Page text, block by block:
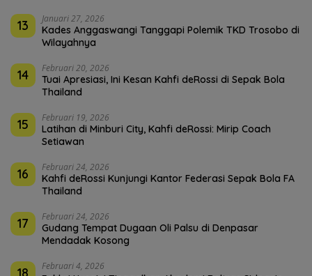
13 Januari 27, 2026
Kades Anggaswangi Tanggapi Polemik TKD Trosobo di
Wilayahnya
14 Februari 20, 2026
Tuai Apresiasi, Ini Kesan Kahfi deRossi di Sepak Bola
Thailand
15 Februari 19, 2026
Latihan di Minburi City, Kahfi deRossi: Mirip Coach
Setiawan
16 Februari 24, 2026
Kahfi deRossi Kunjungi Kantor Federasi Sepak Bola FA
Thailand
17 Februari 24, 2026
Gudang Tempat Dugaan Oli Palsu di Denpasar
Mendadak Kosong
18 Februari 4, 2026